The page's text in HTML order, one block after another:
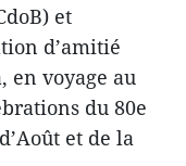
et
d’amitié
en voyage au
du 80e
et de la